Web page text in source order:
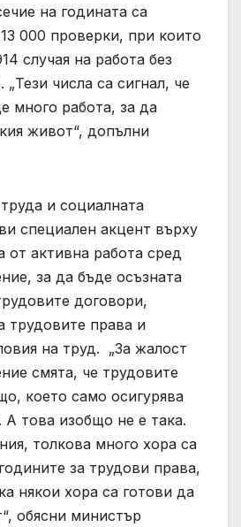
на годината са
000 проверки, при които
случая на работа без
числа са сигнал, че
много работа, за да
живот“, допълни
и социалната
специален акцент върху
от активна работа сред
за да бъде осъзната
договори,
трудовите права и
на труд. „За жалост
смята, че трудовите
което само осигурява
А това изобщо не е така.
толкова много хора са
за трудови права,
някои хора са готови да
обясни министър